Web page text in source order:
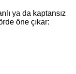
ya da kaptansız
öne çıkar: